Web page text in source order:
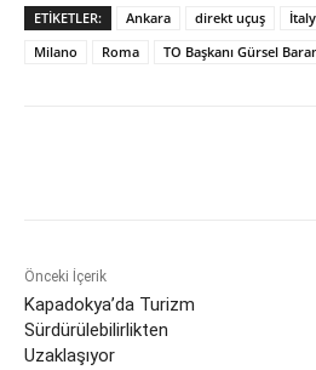
ETIKETLER: Ankara direkt uçuş
Milano
Roma TO Başkanı Gürsel
Önceki İçerik
Kapadokya’da Turizm
Sürdürülebilirlikten
Uzaklaşıyor